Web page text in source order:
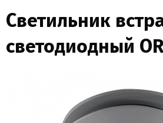
Светильник
светодиодный